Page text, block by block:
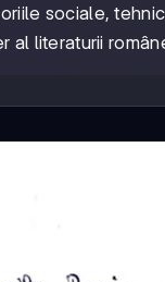
sociale,
al literaturii